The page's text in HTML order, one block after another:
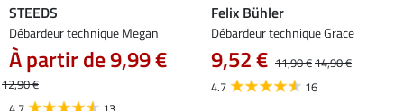
STEEDS
Débardeur technique Megan
À partir de 9,99 €
12,90 €
Felix Bühler
Débardeur technique Grace
9,52 € 11,90 €14,90 €
4.7
16